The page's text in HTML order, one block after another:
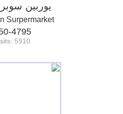
يوربين
Surpermarket
4795
5910